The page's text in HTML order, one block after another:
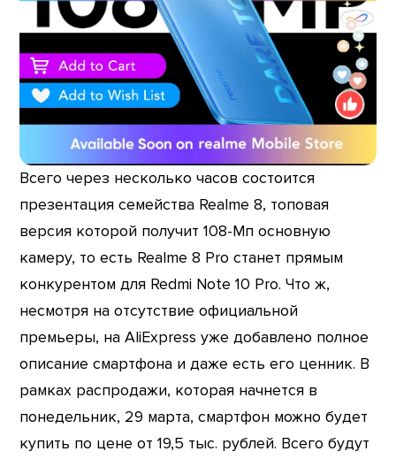
Всего через несколько часов состоится
презентация семейства Realme 8, топовая
версия которой получит 108-Мп основную
камеру, то есть Realme 8 Pro станет прямым
конкурентом для Redmi Note 10 Pro. Что ж,
несмотря на отсутствие официальной
премьеры, на AliExpress уже добавлено полное
описание смартфона и даже есть его ценник. В
рамках распродажи, которая начнется в
понедельник, 29 марта, смартфон можно будет
купить по цене от 19,5 тыс. рублей. Всего будут